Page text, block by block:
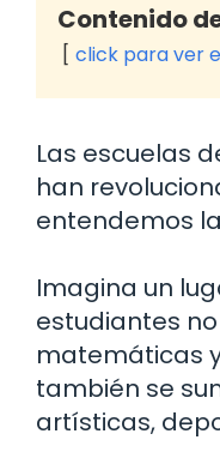
Contenido
click para ver
Las escuelas
han
entendemos
Imagina un
estudiantes
matemáticas
también se
artísticas,